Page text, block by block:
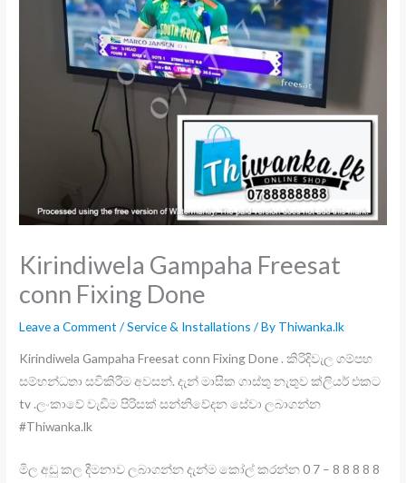
Kirindiwela Gampaha Freesat
conn Fixing Done
Leave a Comment /Service & Installations / By Thiwanka.lk
Kirindiwela Gampaha Freesat conn Fixing Done . කිරිදිවැල ගම්පහ
සම්භන්ධතා සවිකිරීම අවසන්. දැන් මාසික ගාස්තු නැතුව ක්ලියර් එකට
tv .ලංකාවේ වැඩිම පිරිසක් සන්නිවේදන සේවා ලබාගන්න
#Thiwanka.lk
මිල අඩු කල දීමනාව ලබාගන්න දැන්ම කෝල් කරන්න 0 7 – 8 8 8 8 8